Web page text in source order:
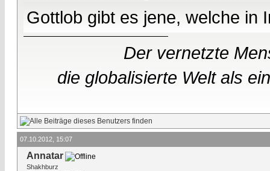
Gottlob gibt es jene, welche in
Der vernetzte
die globalisierte Welt als
07.10.2012, 15:07
Annatar
Shakhburz